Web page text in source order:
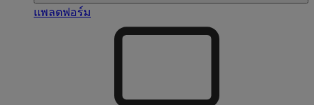
แพลตฟอร์ม